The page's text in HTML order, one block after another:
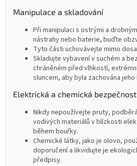
Manipulace a skladování
Při manipulaci s ostrými a
nástrahy nebo baterie, buďte
Tyto části uchovávejte mimo
Skladujte vybavení v suchém a
chráněném před vlhkostí,
sluncem, aby byla zachována
Elektrická a chemická bezpečnost
Nikdy nepoužívejte pruty,
vodivých materiálů v blízkosti
během bouřky.
Chemické látky, jako je olovo,
doporučení a likvidujte je
předpisy.